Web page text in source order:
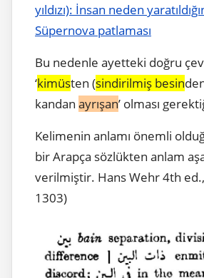
yıldızı): İnsan neden
Süpernova patlaması
Bu nedenle ayetteki doğru
‘kimüsten (sindirilmiş besin
kandan ayrışan’ olması
Kelimenin anlamı önemli
bir Arapça sözlükten anlam
verilmiştir. Hans Wehr 4th
1303)